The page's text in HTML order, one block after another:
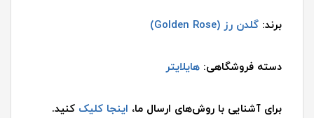
برند: گلدن رز (Golden Rose)
دسته فروشگاهی: هایلایتر
برای آشنایی با روش‌های ارسال ما، اینجا کلیک کنید.